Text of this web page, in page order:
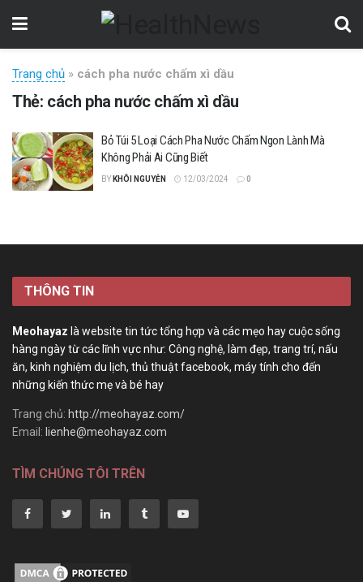
Trang chủ » cách pha nước chấm xì dầu
Thẻ: cách pha nước chấm xì dầu
Bỏ Túi 5 Loại Cách Pha Nước Chấm Ngon Lành Mà
Không Phải Ai Cũng Biết
BY KHÔI NGUYỄN 12/03/2024 0
THÔNG TIN
Meohayaz là website tin tức tổng hợp và các mẹo hay cuộc sống
hàng ngày từ các lĩnh vực như: Công nghệ, làm đẹp, trang trí, nấu
ăn, kinh nghiệm du lịch, thủ thuật facebook, máy tính cho đến
những kiến thức mẹ và bé hay
Trang chủ: http://meohayaz.com/
Email: lienhe@meohayaz.com
TÌM CHÚNG TÔI TRÊN